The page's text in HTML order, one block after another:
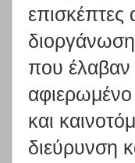
επισκέπτες
διοργάνωση
που
και
διεύρυνση